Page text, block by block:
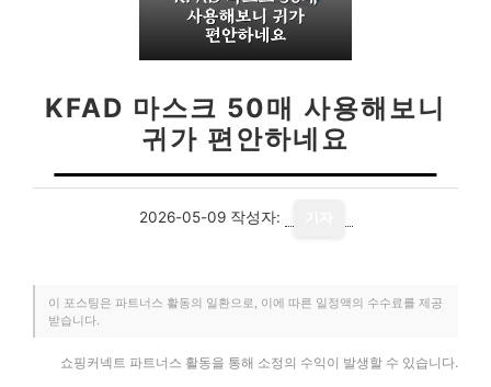
KFAD 마스크 50매 사용해보니
귀가 편안하네요
2026-05-09 작성자:
이 포스팅은 파트너스 활동의 일환으로, 이에 따른 일정액의 수수료를 제공
받습니다.
쇼핑커넥트 파트너스 활동을 통해 소정의 수익이 발생할 수 있습니다.